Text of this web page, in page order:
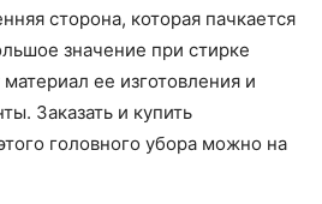
сторона, которая пачкается
значение при стирке
ее изготовления и
Заказать и купить
головного убора можно на